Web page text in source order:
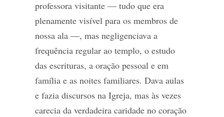
professora visitante — tudo que era
plenamente visível para os membros de
nossa ala —, mas negligenciava a
frequência regular ao templo, o estudo
das escrituras, a oração pessoal e em
família e as noites familiares. Dava aulas
e fazia discursos na Igreja, mas às vezes
carecia da verdadeira caridade no coração